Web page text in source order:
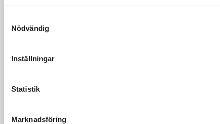
cookie-förklaringen.
Vi använder enhetsidentifierare för att anpassa innehållet
Nödvändig
Inställningar
Statistik
Marknadsföring